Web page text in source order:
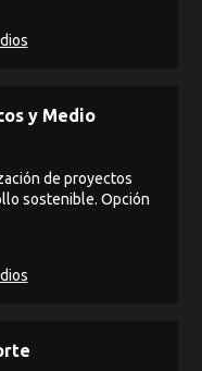
y Medio
de proyectos
sostenible. Opción